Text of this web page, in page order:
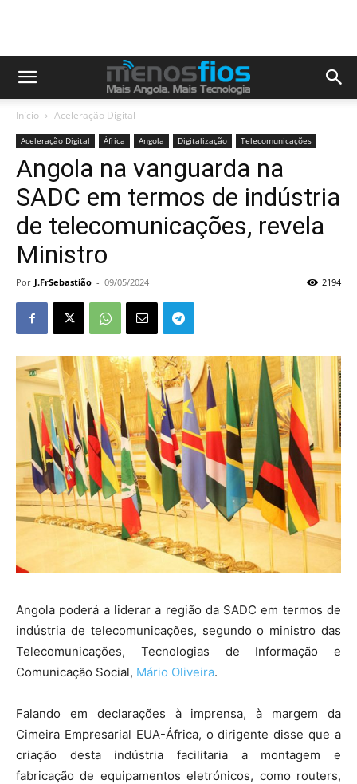
Início Aceleração Digital
Aceleração Digital África Angola Digitalização Telecomunicações
Angola na vanguarda na
SADC em termos de indústria
de telecomunicações, revela
Ministro
Por J.FrSebastião - 09/05/2024 2194
Angola poderá a liderar a região da SADC em termos de
indústria de telecomunicações, segundo o ministro das
Telecomunicações, Tecnologias de Informação e
Comunicação Social, Mário Oliveira.
Falando em declarações à imprensa, à margem da
Cimeira Empresarial EUA-África, o dirigente disse que a
criação desta indústria facilitaria a montagem e
fabricação de equipamentos eletrónicos, como routers,